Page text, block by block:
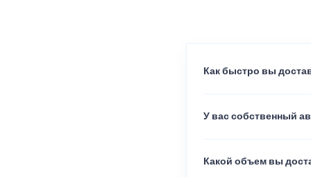
Как быстро вы
У вас собственный
Какой объем вы